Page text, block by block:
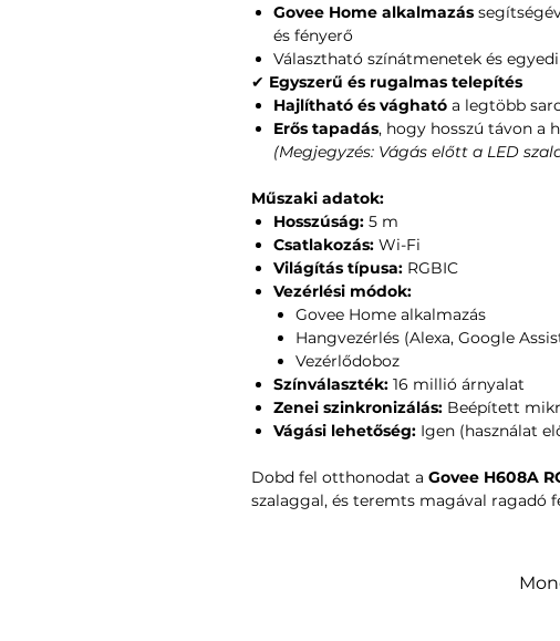
Govee Home alkalmazás
és fényerő
Választható színátmenetek és
✔ Egyszerű és rugalmas telepítés
Hajlítható és vágható a legtöbb
Erős tapadás, hogy hosszú távon a
(Megjegyzés: Vágás előtt a LED
Műszaki adatok:
Hosszúság: 5 m
Csatlakozás: Wi-Fi
Világítás típusa: RGBIC
Vezérlési módok:
Govee Home alkalmazás
Hangvezérlés (Alexa, Google
Vezérlődoboz
Színválaszték: 16 millió árnyalat
Zenei szinkronizálás: Beépített
Vágási lehetőség: Igen (használat
Dobd fel otthonodat a Govee H608A
szalaggal, és teremts magával ragadó